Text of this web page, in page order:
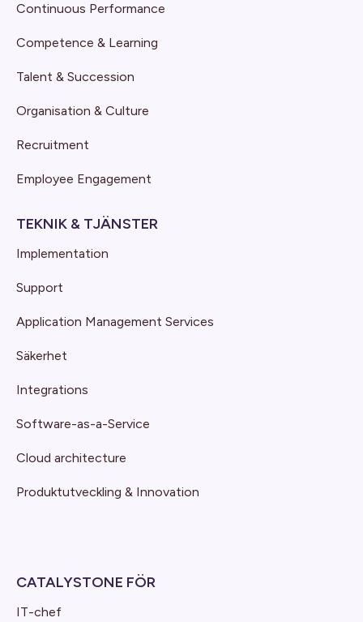
Continuous Performance
Competence & Learning
Talent & Succession
Organisation & Culture
Recruitment
Employee Engagement
TEKNIK & TJÄNSTER
Implementation
Support
Application Management Services
Säkerhet
Integrations
Software-as-a-Service
Cloud architecture
Produktutveckling & Innovation
CATALYSTONE FÖR
IT-chef